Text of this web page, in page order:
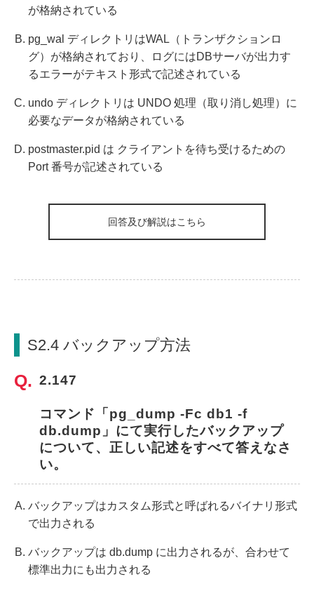
が格納されている
pg_wal ディレクトリはWAL（トランザクションロ
グ）が格納されており、ログにはDBサーバが出力す
るエラーがテキスト形式で記述されている
undo ディレクトリは UNDO 処理（取り消し処理）に
必要なデータが格納されている
postmaster.pid は クライアントを待ち受けるための
Port 番号が記述されている
回答及び解説はこちら
S2.4 バックアップ方法
2.147
コマンド「pg_dump -Fc db1 -f
db.dump」にて実行したバックアップ
について、正しい記述をすべて答えなさ
い。
バックアップはカスタム形式と呼ばれるバイナリ形式
で出力される
バックアップは db.dump に出力されるが、合わせて
標準出力にも出力される